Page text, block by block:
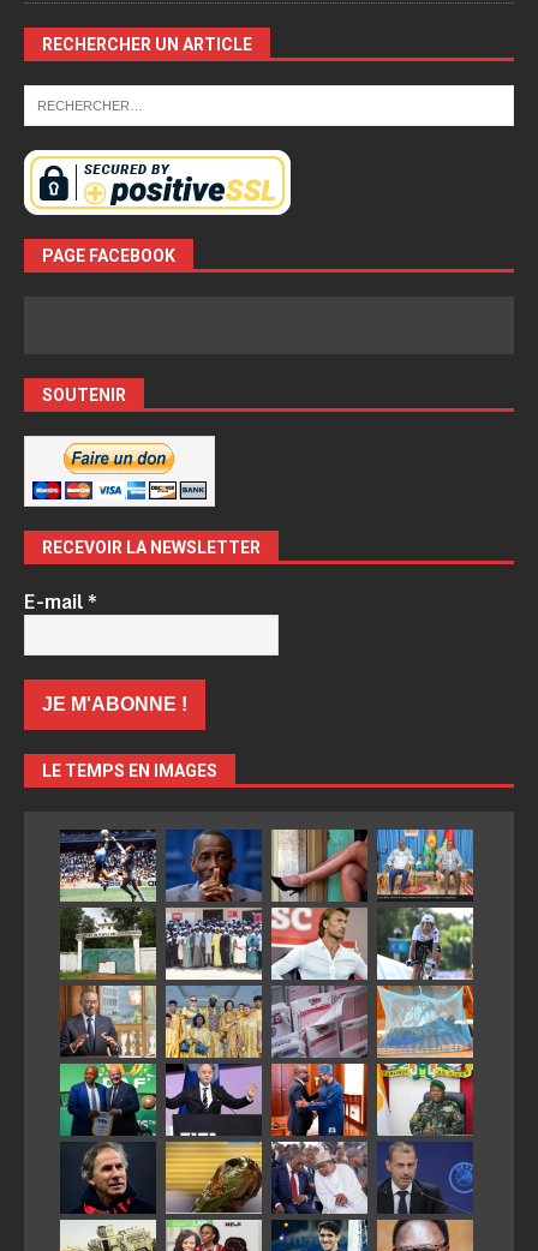
RECHERCHER UN ARTICLE
PAGE FACEBOOK
SOUTENIR
RECEVOIR LA NEWSLETTER
E-mail*
LE TEMPS EN IMAGES